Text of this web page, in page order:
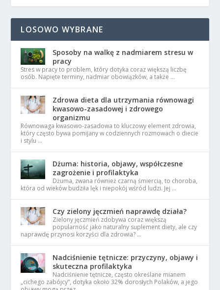
LOSOWO WYBRANE
Sposoby na walkę z nadmiarem stresu w
pracy
Stres w pracy to problem, który dotyka coraz większą liczbę
osób. Napięte terminy, nadmiar obowiązków, a także …
Zdrowa dieta dla utrzymania równowagi
kwasowo-zasadowej i zdrowego
organizmu
Równowaga kwasowo-zasadowa to kluczowy element zdrowia,
który często bywa pomijany w codziennych rozmowach o diecie
i stylu …
Dżuma: historia, objawy, współczesne
zagrożenie i profilaktyka
Dżuma, zwana również czarną śmiercią, to choroba,
która od wieków budziła lęk i niepokój wśród ludzi. Jej …
Czy zielony jęczmień naprawdę działa?
Zielony jęczmień zdobywa coraz większą
popularność jako naturalny suplement diety, ale czy
naprawdę przynosi korzyści dla zdrowia? …
Nadciśnienie tętnicze: przyczyny, objawy i
skuteczna profilaktyka
Nadciśnienie tętnicze, często określane mianem
„cichego zabójcy”, dotyka około 32% dorosłych Polaków, a jego